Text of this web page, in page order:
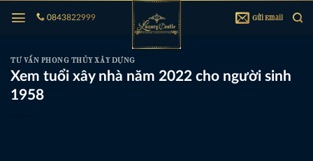
qua
dung
0843822999 Gửi Email
TƯ VẤN PHONG THỦY XÂY DỰNG
Xem tuổi xây nhà năm 2022 cho người sinh
1958